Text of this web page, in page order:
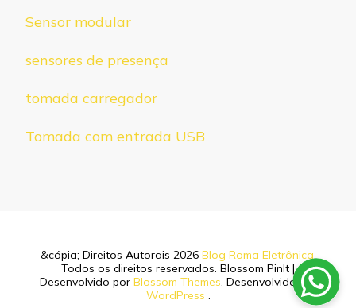
Sensor modular
sensores de presença
tomada carregador
Tomada com entrada USB
&cópia; Direitos Autorais 2026 Blog Roma Eletrônica.
Todos os direitos reservados. Blossom PinIt |
Desenvolvido por Blossom Themes. Desenvolvido por
WordPress .